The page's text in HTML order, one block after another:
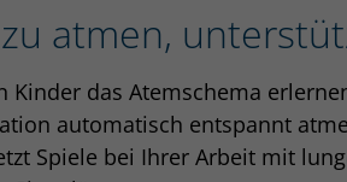
atmen,
Kinder das Atemschema
automatisch entspannt
Spiele bei Ihrer Arbeit mit